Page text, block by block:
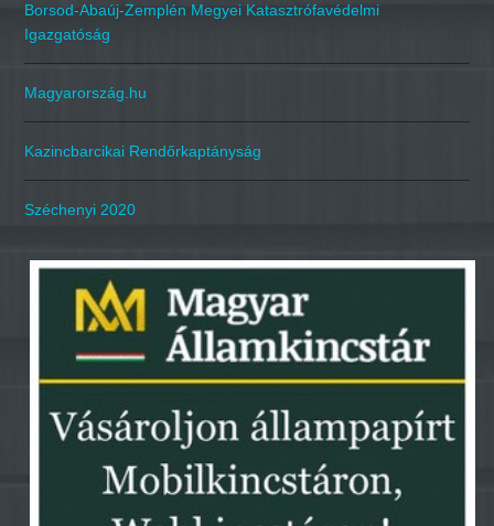
Borsod-Abaúj-Zemplén Megyei Katasztrófavédelmi
Igazgatóság
Magyarország.hu
Kazincbarcikai Rendőrkaptányság
Széchenyi 2020